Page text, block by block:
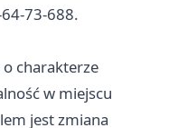
73-688.
charakterze
w miejscu
jest zmiana